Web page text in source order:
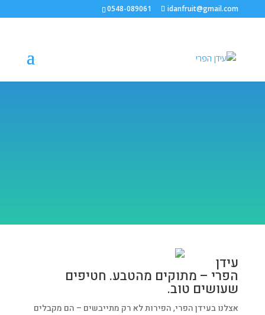
0548-089061 idanfruit@gmail.com
עידן
הפרי – מתוקים מהטבע. חטיפים
שעושים טוב.
אצלנו בעידן הפרי, הפירות לא רק מתייבשים – הם מקבלים